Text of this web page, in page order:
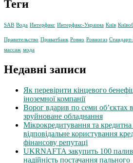
Теги
SAB Вода Интерфакс Интерфакс-Украина Київ
Правительство Приватбанк Ровно Ровногаз
массаж мода
Недавні записи
Як перевірити кінцевого
іноземної компанії
Ворог вдарив по семи об’єктах
зруйноване обладнання
Мікрокредитування та кредитна
відповідальне користування
фінансову репутаці
UKRNAFTA закупить 100
надійність постачання пального